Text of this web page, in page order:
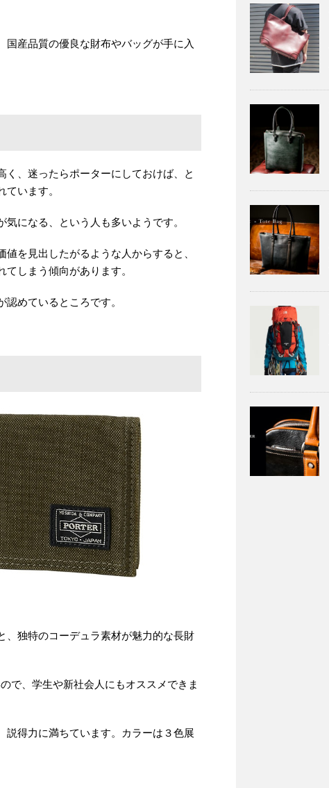
産品質の優良な財布やバッグが手に入
、迷ったらポーターにしておけば、と
います。
になる、という人も多いようです。
を見出したがるような人からすると、
しまう傾向があります。
めているところです。
、独特のコーデュラ素材が魅力的な長財
で、学生や新社会人にもオススメできま
説得力に満ちています。カラーは３色展